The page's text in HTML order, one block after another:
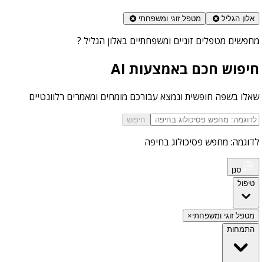
אלון הגליל מטפל זוגי ומשפחתי
מחפשים מטפלים זוגיים ומשפחתיים באלון הגליל ?
חיפוש חכם באמצעות AI
שאלו בשפה חופשית ונמצא עבורכם מומחים ומאמרים רלוונטיים
חיפוש
לדוגמה: מחפש פסיכולוג בחיפה
סנן
טיפול
מטפל זוגי ומשפחתי×
התמחות